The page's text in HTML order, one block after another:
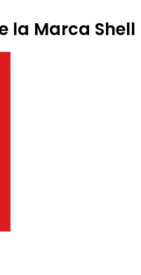
la Marca Shell